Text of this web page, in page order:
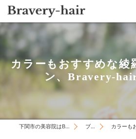
カラーもおすすめな綾
ン、Bravery-
下関市の美容院はBravery-hair ブログ カラーもおす